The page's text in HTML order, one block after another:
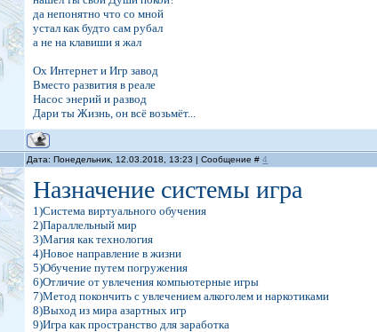
да непонятно что со мной
устал как будто сам рубал
а не на клавиши я жал
Ох Интернет и Игр завод
Вместо развития в реале
Насос энерий и развод
Дари ты Жизнь, он всё возьмёт...
Дата: Понедельник, 12.03.2018, 13:23 | Сообщение #4
Назначение системы игра
1)Система виртуального обучения
2)Параллельный мир
3)Магия как технология
4)Новое направление в жизни
5)Обучение путем погружения
6)Отличие от увлечения компьютерные игры
7)Метод покончить с увлечением алкоголем и наркотиками
8)Выход из мира азартных игр
9)Игра как пространство для заработка